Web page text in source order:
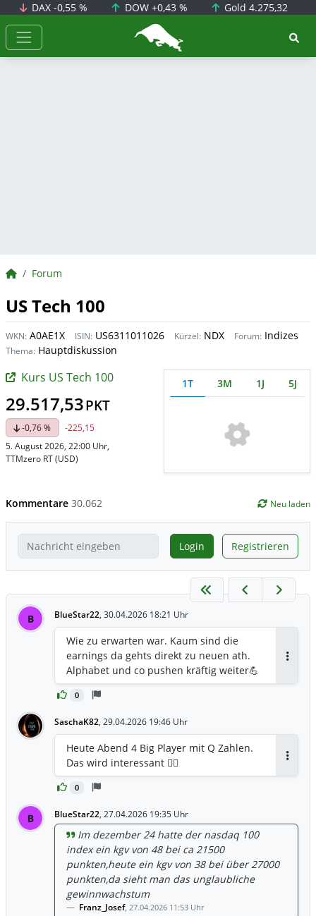
DAX-0,55 % DOW +0,43 % Gold4.275,32
BörsenNEWS.de
BörsenNEWS.de
Forum
US Tech 100
WKN: A0AE1X ISIN: US6311011026 Kürzel: NDX Forum: Indizes
Thema: Hauptdiskussion
Kurs US Tech 100
29.517,53PKT
-0,76 %
-225,15
5. August 2026, 22:00 Uhr,
TTMzero RT (USD)
1T 3M 1J 5J
Kommentare 30.062 Neu laden
Login Registrieren
B BlueStar22, 30.04.2026 18:21 Uhr
0
Wie zu erwarten war. Kaum sind die
earnings da gehts direkt zu neuen ath.
Alphabet und co pushen kräftig weiter💪
SaschaK82, 29.04.2026 19:46 Uhr
0
Heute Abend 4 Big Player mit Q Zahlen.
Das wird interessant ☝🏽
B BlueStar22, 27.04.2026 19:35 Uhr
Im dezember 24 hatte der nasdaq 100
index ein kgv von 48 bei ca 21500
punkten,heute ein kgv von 38 bei über 27000
punkten,da sieht man das unglaubliche
gewinnwachstum
Franz_Josef, 27.04.2026 11:53 Uhr